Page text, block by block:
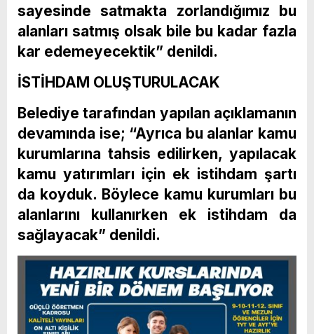
sayesinde satmakta zorlandığımız bu
alanları satmış olsak bile bu kadar fazla
kar edemeyecektik” denildi.
İSTİHDAM OLUŞTURULACAK
Belediye tarafından yapılan açıklamanın
devamında ise; “Ayrıca bu alanlar kamu
kurumlarına tahsis edilirken, yapılacak
kamu yatırımları için ek istihdam şartı
da koyduk. Böylece kamu kurumları bu
alanlarını kullanırken ek istihdam da
sağlayacak” denildi.